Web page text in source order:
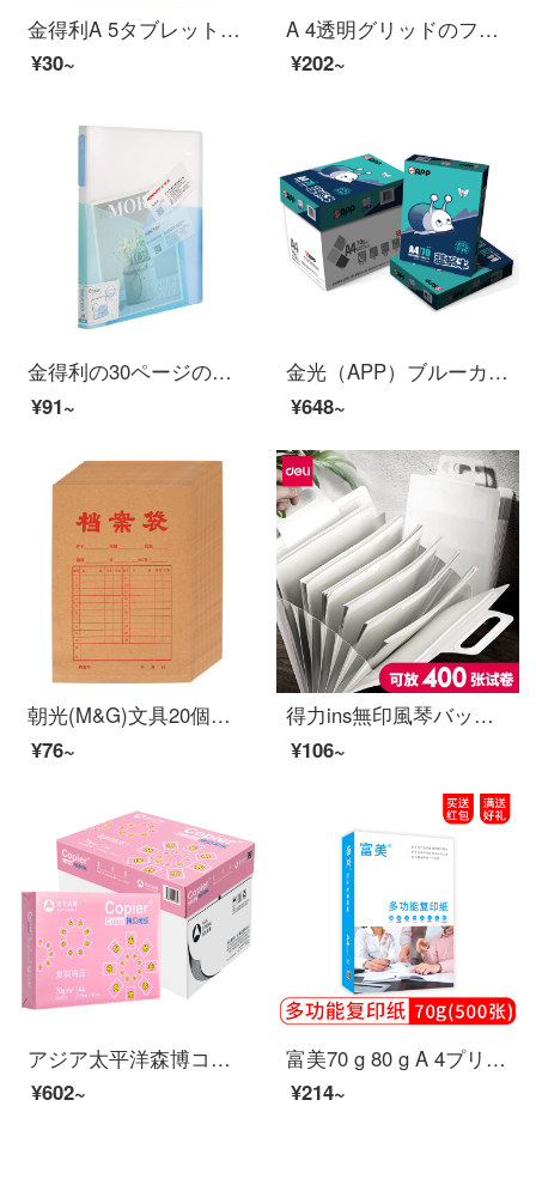
金得利A 5タブレットフォルダフォルダフォルダフォルダフォルダフォルダフォルダフォルダフォルダフォルダフォルダフォルダフォルダフォルダフォルダ板紙のテストペーパーホルダー学生用資料収納ファイルAs 2126原木色
¥30~
A 4透明グリッドのファスナー袋を10個入れて、厚みを増した防水書類袋の履歴書報告書類の袋をアップグレードしました。学生用の試験用紙の収納資料袋にはFB 8030が含まれています。
¥202~
金得利の30ページのアイデアの結晶の色彩の資料の冊A 4の外で色をつづり合わせて袋のフォルダに挿し込んで学生用の答案用紙の巻物の資料の収納の冊の青い1つの箱のCF 923
¥91~
金光（APP）ブルーカタツムリ（青いカタツムリ）A 4/70 gコピー用紙500枚/5パック/箱（2500枚）
¥648~
朝光(M&G)文具20個入りA 4/2.7 cmクラフト紙袋経済仕様書類袋ラベル契約書書類整理収納袋APYRAB 13
¥76~
得力ins無印風琴バッグ試験用紙収納袋資料帳フォルダ多層学生用縦書き資料分類大容量ファイルバッグ7格-縦タイプオルガンバッグ（伸縮取っ手-インデックスラベル付）
¥106~
アジア太平洋森博コピーコーラa 4プリント用紙70 gネット販売の爆発的な百旺コピー用紙の大量両面印刷の原稿用紙の白い紙の多機能offti紙の粉コーラA 4-70 g-5包装/箱（2500枚）
¥602~
富美70 g 80 g A 4プリントコピー用紙500枚/包Offti用白紙紙下書き紙学校学生家庭用用紙1箱【500枚】政治企業専用版A 4用紙1パック70グラム/1パック
¥214~